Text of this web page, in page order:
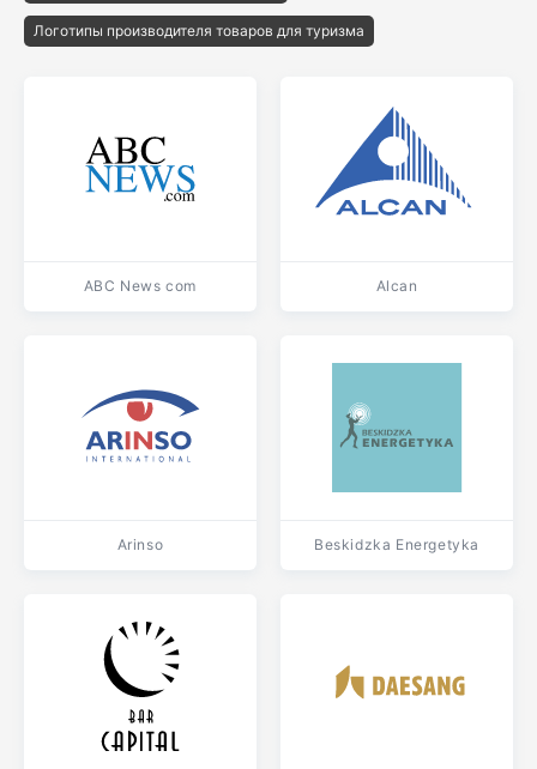
Логотипы производителя товаров для туризма
ABC News com Alcan
Arinso Beskidzka Energetyka